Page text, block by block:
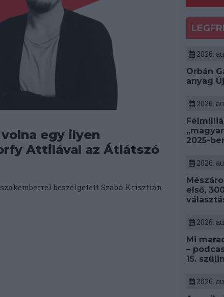
egy ilyen
Attilával az Átlátszó
beszélgetett Szabó Krisztián.
2026.
Orbán
anyag
2026.
2025-
2026.
első,
2026.
Mi
–
15.
2026.